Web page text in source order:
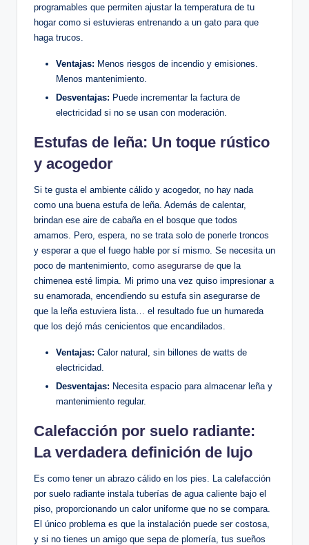
programables ‌que ⁤permiten ajustar la⁤ temperatura de tu
hogar ⁤como si estuvieras entrenando a ​un​ gato para que
haga trucos.
Ventajas: Menos riesgos⁣ de incendio y emisiones.
Menos mantenimiento.
Desventajas: ‍Puede incrementar la factura de
electricidad ⁣si no se usan con moderación.
Estufas de leña: Un toque rústico
y acogedor
Si ‌te gusta el ambiente cálido y acogedor, no hay nada
como una buena estufa ⁣de leña. Además de‌ calentar,
brindan⁤ ese⁢ aire de cabaña​ en el bosque que todos
amamos. Pero, espera, no se ⁤trata ⁢solo⁤ de ponerle troncos
y esperar a que ‌el fuego hable por ⁢sí ‌mismo.‍ Se necesita ‌un
‍poco de mantenimiento, como asegurarse de que ​la
chimenea esté⁢ limpia. ‌Mi primo​ una vez quiso impresionar a
su enamorada, ⁤encendiendo su estufa sin asegurarse de
que la leña estuviera lista… el‌ resultado fue un humareda
que los dejó más cenicientos que encandilados.
Ventajas: Calor natural,​ sin billones de watts de
electricidad.
Desventajas: Necesita espacio para almacenar leña‍ y
mantenimiento ‌regular.
Calefacción por suelo radiante:‌
La verdadera definición de lujo
Es como⁣ tener un abrazo⁤ cálido en los pies. La calefacción
por suelo⁢ radiante instala tuberías de agua ⁤caliente bajo el
piso, proporcionando un calor uniforme que no se compara.
El único problema es ⁣que la​ instalación puede ser costosa,
y si no tienes un amigo que sepa de plomería, tus sueños